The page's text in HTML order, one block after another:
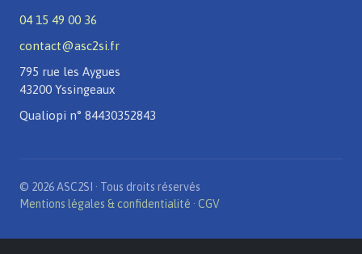
04 15 49 00 36
contact@asc2si.fr
795 rue les Aygues
43200 Yssingeaux
Qualiopi n° 84430352843
© 2026 ASC2SI · Tous droits réservés
Mentions légales & confidentialité · CGV